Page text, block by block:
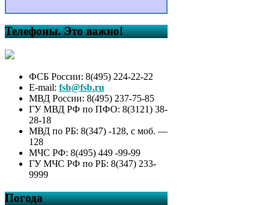
Телефоны. Это важно!
ФСБ России: 8(495) 224-22-22
E-mail: fsb@fsb.ru
МВД России: 8(495) 237-75-85
ГУ МВД РФ по ПФО: 8(3121) 38-
28-18
МВД по РБ: 8(347) -128, с моб. —
128
МЧС РФ: 8(495) 449 -99-99
ГУ МЧС РФ по РБ: 8(347) 233-
9999
Погода